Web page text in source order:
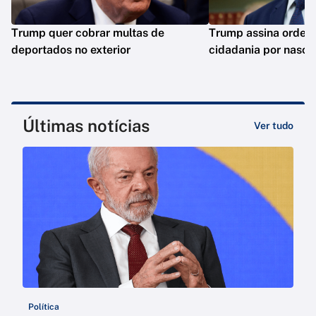
Trump quer cobrar multas de
deportados no exterior
Trump assina
cidadania por
Últimas notícias Ver tudo
Política